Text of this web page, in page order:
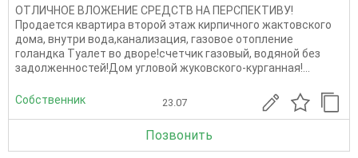
ОТЛИЧНОЕ ВЛОЖЕНИЕ СРЕДСТВ НА ПЕРСПЕКТИВУ!
Продается квартира второй этаж кирпичного жактовского
дома, внутри вода,канализация, газовое отопление
голандка Туалет во дворе!счетчик газовый, водяной без
задолженностей!Дом угловой жуковского-курганная!...
Собственник 23.07
Позвонить